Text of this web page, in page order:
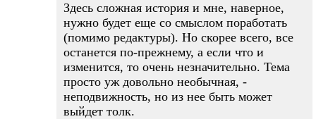
Здесь сложная история и мне, наверное,
нужно будет еще со смыслом поработать
(помимо редактуры). Но скорее всего, все
останется по-прежнему, а если что и
изменится, то очень незначительно. Тема
просто уж довольно необычная, -
неподвижность, но из нее быть может
выйдет толк.